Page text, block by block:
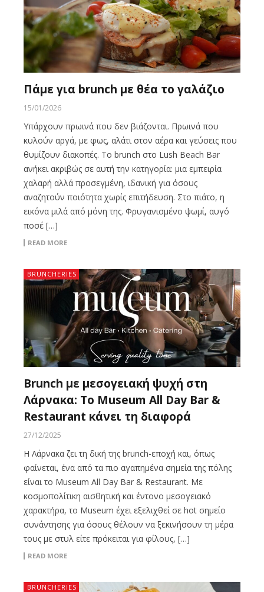
Πάμε για brunch με θέα το γαλάζιο
15/01/2026
Υπάρχουν πρωινά που δεν βιάζονται. Πρωινά που
κυλούν αργά, με φως, αλάτι στον αέρα και γεύσεις που
θυμίζουν διακοπές. Το brunch στο Lush Beach Bar
ανήκει ακριβώς σε αυτή την κατηγορία: μια εμπειρία
χαλαρή αλλά προσεγμένη, ιδανική για όσους
αναζητούν ποιότητα χωρίς επιτήδευση. Στο πιάτο, η
εικόνα μιλά από μόνη της. Φρυγανισμένο ψωμί, αυγό
ποσέ […]
READ MORE
BRUNCHERIES
Brunch με μεσογειακή ψυχή στη
Λάρνακα: Το Museum All Day Bar &
Restaurant κάνει τη διαφορά
27/12/2025
Η Λάρνακα ζει τη δική της brunch-εποχή και, όπως
φαίνεται, ένα από τα πιο αγαπημένα σημεία της πόλης
είναι το Museum All Day Bar & Restaurant. Με
κοσμοπολίτικη αισθητική και έντονο μεσογειακό
χαρακτήρα, το Museum έχει εξελιχθεί σε hot σημείο
συνάντησης για όσους θέλουν να ξεκινήσουν τη μέρα
τους με στυλ είτε πρόκειται για φίλους, […]
READ MORE
BRUNCHERIES